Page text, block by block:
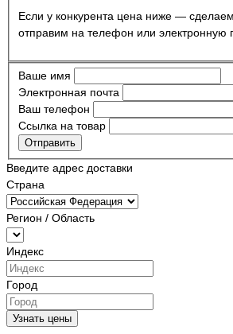
Если у конкурента цена ниже —
отправим на телефон или электронную
Ваше имя
Электронная почта
Ваш телефон
Ссылка на товар
Отправить
Введите адрес доставки
Страна
Регион / Область
Индекс
Город
Узнать цены